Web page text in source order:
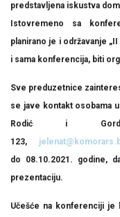
predstavljena iskustva
Istovremeno sa
planirano je i održavanje
i sama konferencija, biti
Sve preduzetnice
se jave kontakt osobama
Rodić i
123,
do
08.10.2021. godine,
prezentaciju.
Učešće na konferenciji je